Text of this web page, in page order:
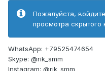
Пожалуйста,
просмотра скрытого
WhatsApp: +79525474654
Skype: @rik_smm
Instagram: @rik_smm